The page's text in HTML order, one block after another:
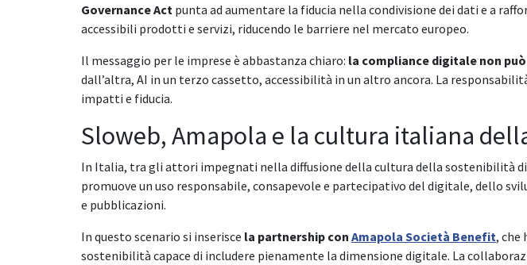
Governance Act punta ad aumentare la fiducia nella condivisione dei dati e a
accessibili prodotti e servizi, riducendo le barriere nel mercato europeo.
Il messaggio per le imprese è abbastanza chiaro: la compliance digitale non
dall’altra, AI in un terzo cassetto, accessibilità in un altro ancora. La
impatti e fiducia.
Sloweb, Amapola e la cultura italiana
In Italia, tra gli attori impegnati nella diffusione della cultura della sostenibilità
promuove un uso responsabile, consapevole e partecipativo del digitale, dello
e pubblicazioni.
In questo scenario si inserisce la partnership con Amapola Società Benefit, che
sostenibilità capace di includere pienamente la dimensione digitale. La